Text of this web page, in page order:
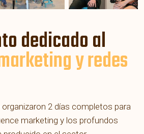
dedicado al
y redes
organizaron 2 días completos para
marketing y los profundos